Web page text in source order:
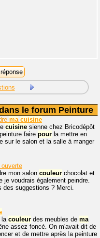
le forum Peinture
ma cuisine
cuisine sienne chez Bricodépôt
faire pour la mettre en
sur le salon et la salle à manger
ouverte
mon salon couleur chocolat et
je voudrais également peindre.
des suggestions ? Merci.
la couleur des meubles de ma
assez foncé. On m'avait dit de
et de mettre après la peinture